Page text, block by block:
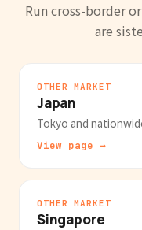
Run cross-border
are
OTHER MARKET
Japan
Tokyo and
View page →
OTHER MARKET
Singapore